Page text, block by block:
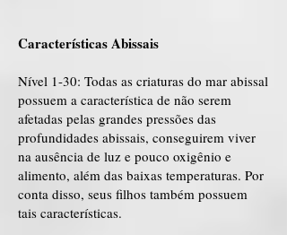
Características Abissais
Nível 1-30: Todas as criaturas do mar abissal
possuem a característica de não serem
afetadas pelas grandes pressões das
profundidades abissais, conseguirem viver
na ausência de luz e pouco oxigênio e
alimento, além das baixas temperaturas. Por
conta disso, seus filhos também possuem
tais características.